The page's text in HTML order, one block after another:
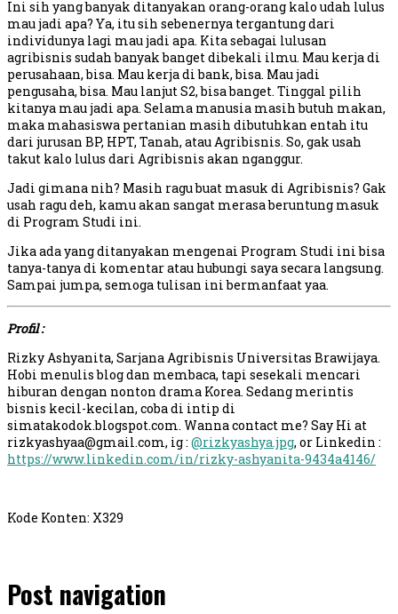
Ini sih yang banyak ditanyakan orang-orang kalo udah lulus
mau jadi apa? Ya, itu sih sebenernya tergantung dari
individunya lagi mau jadi apa. Kita sebagai lulusan
agribisnis sudah banyak banget dibekali ilmu. Mau kerja di
perusahaan, bisa. Mau kerja di bank, bisa. Mau jadi
pengusaha, bisa. Mau lanjut S2, bisa banget. Tinggal pilih
kitanya mau jadi apa. Selama manusia masih butuh makan,
maka mahasiswa pertanian masih dibutuhkan entah itu
dari jurusan BP, HPT, Tanah, atau Agribisnis. So, gak usah
takut kalo lulus dari Agribisnis akan nganggur.
Jadi gimana nih? Masih ragu buat masuk di Agribisnis? Gak
usah ragu deh, kamu akan sangat merasa beruntung masuk
di Program Studi ini.
Jika ada yang ditanyakan mengenai Program Studi ini bisa
tanya-tanya di komentar atau hubungi saya secara langsung.
Sampai jumpa, semoga tulisan ini bermanfaat yaa.
Profil :
Rizky Ashyanita, Sarjana Agribisnis Universitas Brawijaya.
Hobi menulis blog dan membaca, tapi sesekali mencari
hiburan dengan nonton drama Korea. Sedang merintis
bisnis kecil-kecilan, coba di intip di
simatakodok.blogspot.com. Wanna contact me? Say Hi at
rizkyashyaa@gmail.com, ig : @rizkyashya.jpg, or Linkedin :
https://www.linkedin.com/in/rizky-ashyanita-9434a4146/
Kode Konten: X329
Post navigation